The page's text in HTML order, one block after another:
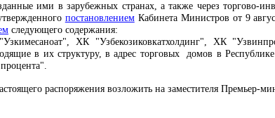
ими в зарубежных странах, а также через
постановлениемКабинета Министров от 9
следующего содержания:
ХК "Узбекозиковкатхолдинг", ХК
в их структуру, в адрес торговых домов в
распоряжения возложить на заместителя Премьер-